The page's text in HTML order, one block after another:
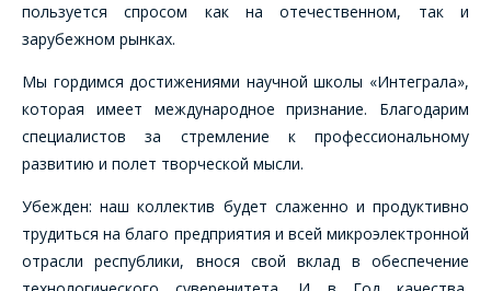
пользуется спросом как на отечественном, так и
зарубежном рынках.
Мы гордимся достижениями научной школы «Интеграла»,
которая имеет международное признание. Благодарим
специалистов за стремление к профессиональному
развитию и полет творческой мысли.
Убежден: наш коллектив будет слаженно и продуктивно
трудиться на благо предприятия и всей микроэлектронной
отрасли республики, внося свой вклад в обеспечение
Форма предназначена
и ИП.
Продажи физическим
лицам
осуществляются в ТД
"ИНТЕГРАЛ", тел.+375
Укажите
интересующее Вас
изделие, и
ЗАДАТЬ ВОПРОС
СОТРУДНИКИ
КОМПАНИИ С
РАДОСТЬЮ
ОТВЕТЯТ НА
ВАШИ
ВОПРОСЫ